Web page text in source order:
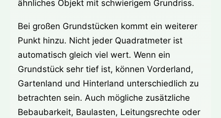
ähnliches Objekt mit schwierigem Grundriss.
Bei großen Grundstücken kommt ein weiterer
Punkt hinzu. Nicht jeder Quadratmeter ist
automatisch gleich viel wert. Wenn ein
Grundstück sehr tief ist, können Vorderland,
Gartenland und Hinterland unterschiedlich zu
betrachten sein. Auch mögliche zusätzliche
Bebaubarkeit, Baulasten, Leitungsrechte oder